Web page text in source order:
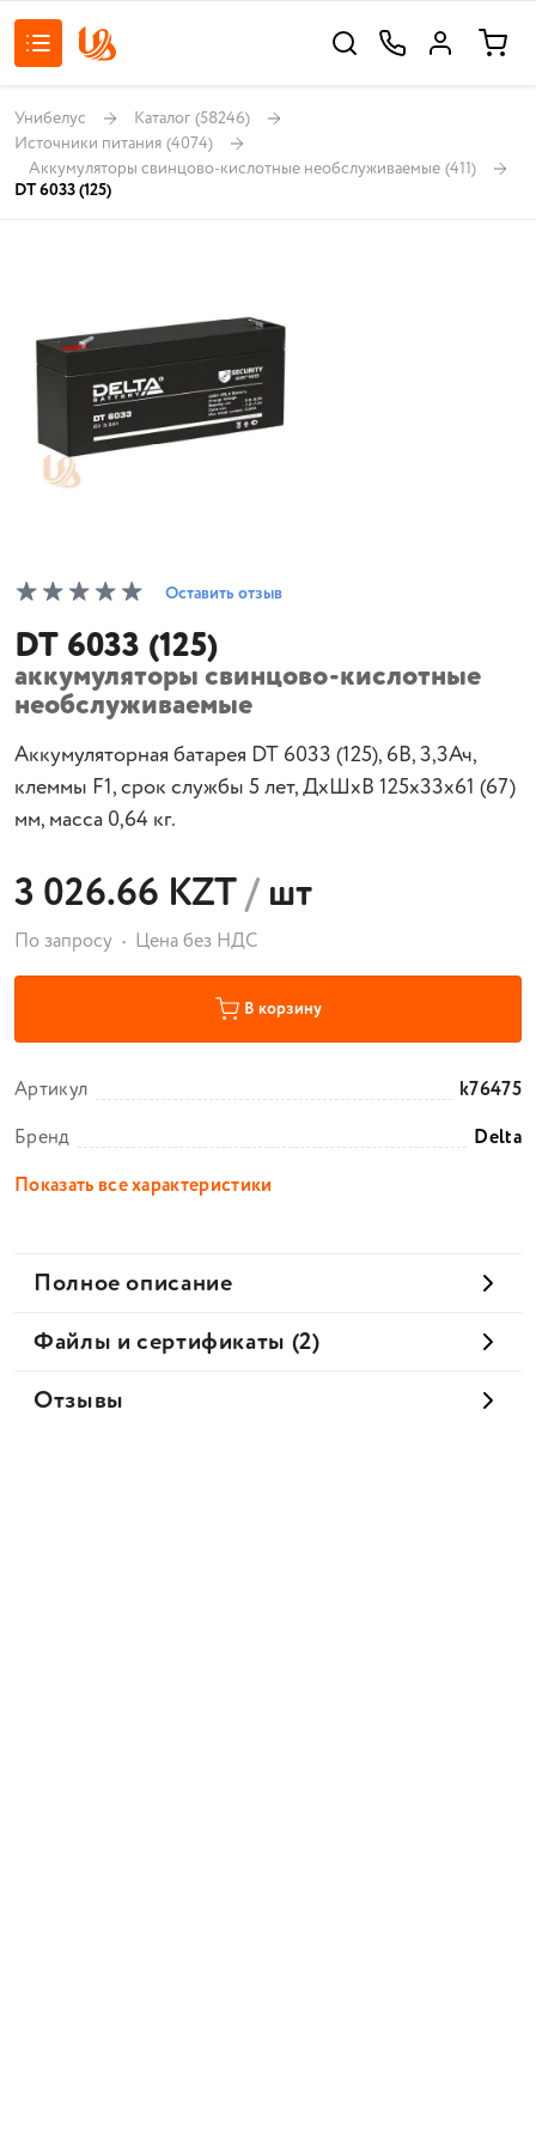
Унибелус Каталог (58246)
Источники питания (4074)
Аккумуляторы свинцово-кислотные необслуживаемые (411)
DT 6033 (125)
Оставить отзыв
DT 6033 (125)
аккумуляторы свинцово-кислотные
необслуживаемые
Аккумуляторная батарея DT 6033 (125), 6В, 3,3Ач,
клеммы F1, срок службы 5 лет, ДхШхВ 125х33х61 (67)
мм, масса 0,64 кг.
3 026.66 KZT/шт
По запросу Цена без НДС
В корзину
Артикул
k76475
Бренд
Delta
Показать все характеристики
Полное описание
Файлы и сертификаты (2)
Отзывы